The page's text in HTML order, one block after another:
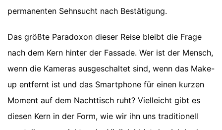
permanenten Sehnsucht nach Bestätigung.
Das größte Paradoxon dieser Reise bleibt die Frage
nach dem Kern hinter der Fassade. Wer ist der Mensch,
wenn die Kameras ausgeschaltet sind, wenn das Make-
up entfernt ist und das Smartphone für einen kurzen
Moment auf dem Nachttisch ruht? Vielleicht gibt es
diesen Kern in der Form, wie wir ihn uns traditionell